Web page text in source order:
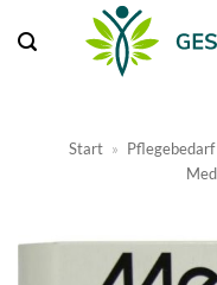
Inhalt
Start » Pflegebedarf